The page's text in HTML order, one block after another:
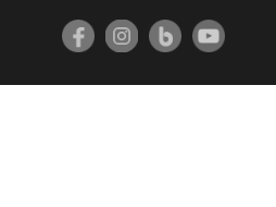
공학교육혁신센터